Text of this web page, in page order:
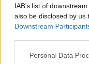
IAB’s list of
also be disclosed by us
Downstream
Please note that this
Personal Data
6. Inel de
Colectia: